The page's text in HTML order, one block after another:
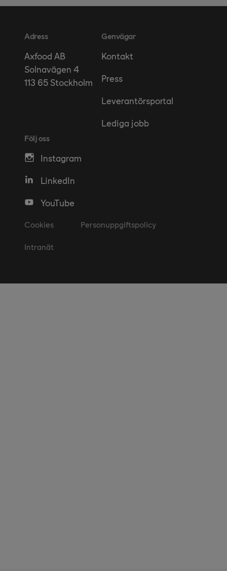
Adress
Axfood AB
Solnavägen 4
113 65 Stockholm
Genvägar
Kontakt
Press
Leverantörsportal
Lediga jobb
Följ oss
Instagram
LinkedIn
YouTube
Cookies Personuppgiftspolicy
Intranät